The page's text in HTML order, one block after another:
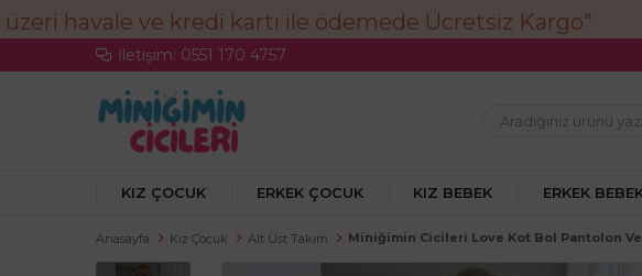
İletişim: 0551 170 4757
KIZ ÇOCUK ERKEK ÇOCUK KIZ BEBEK ERKEK
Anasayfa Kız Çocuk Alt Üst Takım Miniğimin Cicileri Love Kot Bol Pantolon Ve